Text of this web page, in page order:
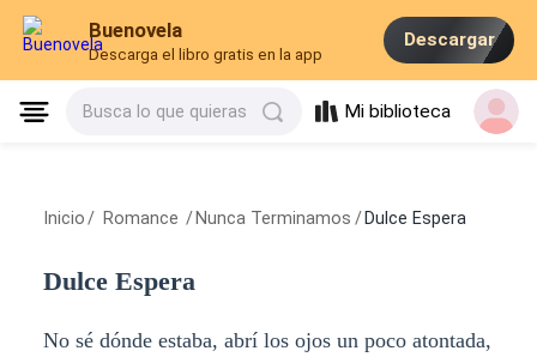
Buenovela
Descarga el libro gratis en la app
Descargar
Busca lo que quieras Mi biblioteca
Inicio / Romance / Nunca Terminamos / Dulce Espera
Dulce Espera
No sé dónde estaba, abrí los ojos un poco atontada,